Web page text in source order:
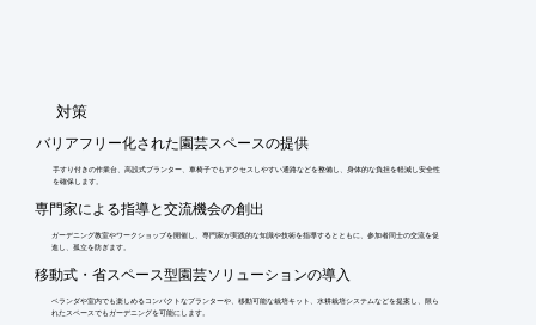
​対策
バリアフリー化された園芸スペースの提供
手すり付きの作業台、高設式プランター、車椅子でもアクセスしやすい通路などを整備し、身体的な負担を軽減し安全性
を確保します。
専門家による指導と交流機会の創出
ガーデニング教室やワークショップを開催し、専門家が実践的な知識や技術を指導するとともに、参加者同士の交流を促
進し、孤立を防ぎます。
移動式・省スペース型園芸ソリューションの導入
ベランダや室内でも楽しめるコンパクトなプランターや、移動可能な栽培キット、水耕栽培システムなどを提案し、限ら
れたスペースでもガーデニングを可能にします。